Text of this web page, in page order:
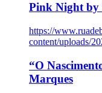
Pink Night by
https://
content/uploads/
“O
Marques